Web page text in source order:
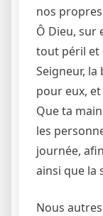
nos
Ô Dieu, sur
tout péril et
Seigneur, la
pour eux,
Que ta
les
journée,
ainsi que la
Nous